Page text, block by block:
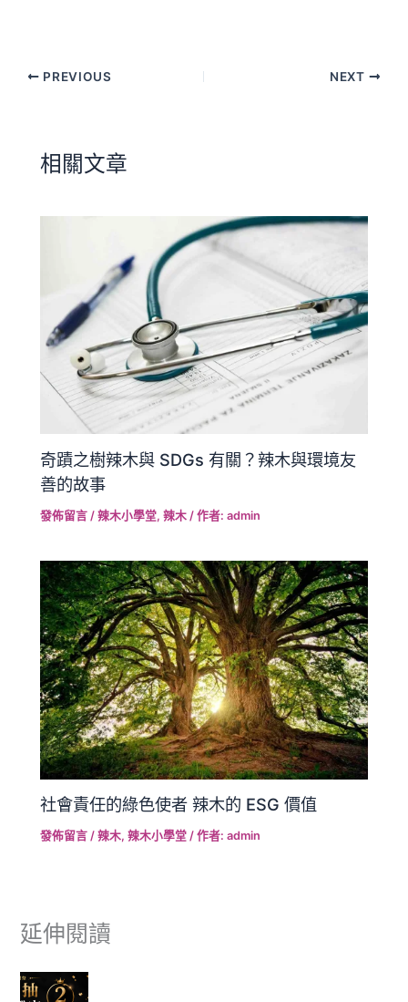
PREVIOUS NEXT
相關文章
奇蹟之樹辣木與 SDGs 有關？辣木與環境友
善的故事
發佈留言 /辣木小學堂,辣木 / 作者:admin
社會責任的綠色使者 辣木的 ESG 價值
發佈留言 /辣木,辣木小學堂 / 作者:admin
延伸閱讀